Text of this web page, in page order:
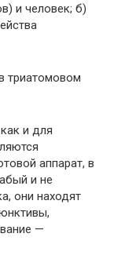
и человек; б)
триатомовом
и для
аппарат, в
и не
они находят
—